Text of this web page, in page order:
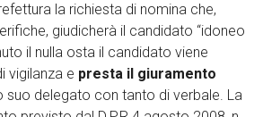
la richiesta di nomina che,
giudicherà il candidato “idoneo
il nulla osta il candidato viene
vigilanza e presta il giuramento
suo delegato con tanto di verbale. La